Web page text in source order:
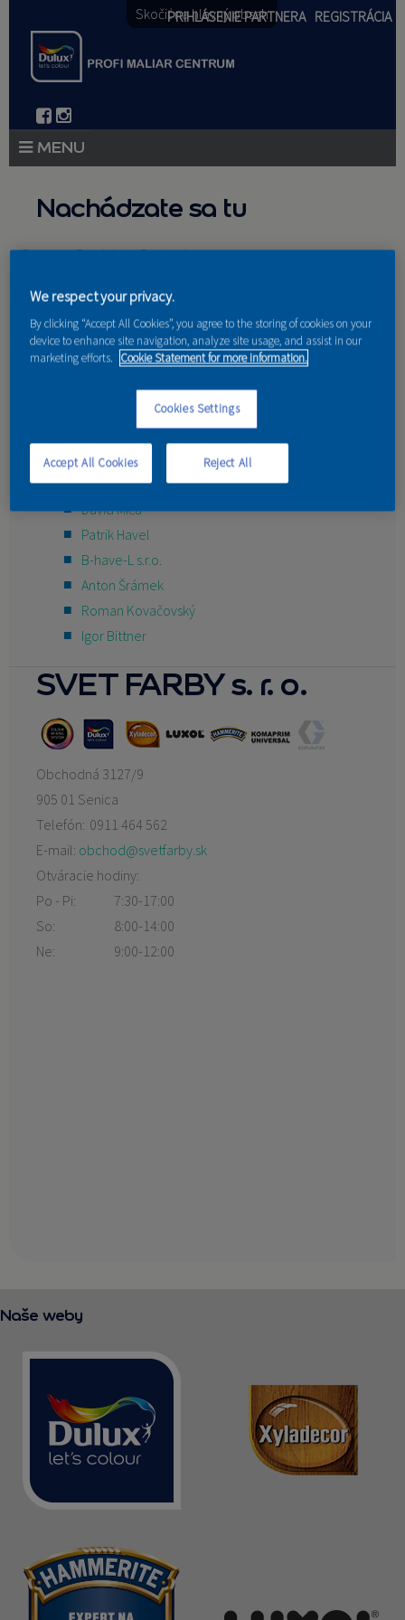
Skočiť na hlavný obsah
PRIHLÁSENIE PARTNERA REGISTRÁCIA
AKCIE A NOVINKY
AKADÉMIA
Nachádzate sa tu
Domov»Produkty»Partneri
Nakupujú u nás
Peter Sukupčák - Maliarstvo
Peter Čobrda
Dominik Halabrín
Zdenko Zak
Dávid Miča
Patrik Havel
B-have-L s.r.o.
Anton Šrámek
Roman Kovačovský
Igor Bittner
SVET FARBY s. r. o.
Obchodná 3127/9
905 01 Senica
Telefón: 0911 464 562
E-mail: obchod@svetfarby.sk
Otváracie hodiny:
Po - Pi:
7:30-17:00
So:
8:00-14:00
Ne:
9:00-12:00
Naše weby
We respect your privacy.
By clicking “Accept All Cookies”, you agree to the storing of cookies on your
device to enhance site navigation, analyze site usage, and assist in our
marketing efforts. Cookie Statement for more information.
Cookies Settings
Reject All
Accept All Cookies